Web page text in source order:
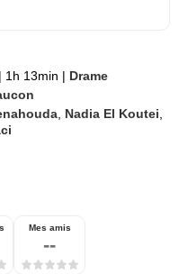
| 1h 13min | Drame
Nadia El Koutei
Mes amis
--